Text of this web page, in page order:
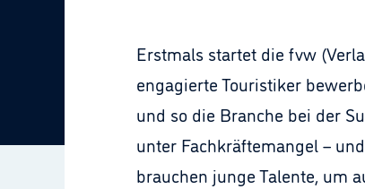
Erstmals startet die fvw
engagierte Touristiker
und so die Branche bei der
unter Fachkräftemangel –
brauchen junge Talente, um